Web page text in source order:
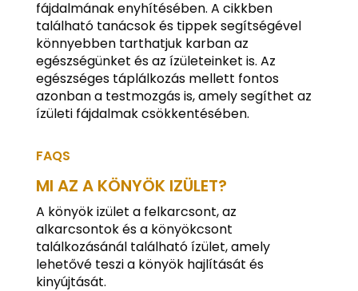
fájdalmának enyhítésében. A cikkben
található tanácsok és tippek segítségével
könnyebben tarthatjuk karban az
egészségünket és az ízületeinket is. Az
egészséges táplálkozás mellett fontos
azonban a testmozgás is, amely segíthet az
ízületi fájdalmak csökkentésében.
FAQS
MI AZ A KÖNYÖK IZÜLET?
A könyök izület a felkarcsont, az
alkarcsontok és a könyökcsont
találkozásánál található ízület, amely
lehetővé teszi a könyök hajlítását és
kinyújtását.